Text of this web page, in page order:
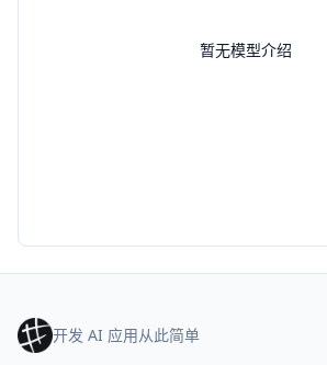
暂无模型介绍
开发 AI 应用从此简单